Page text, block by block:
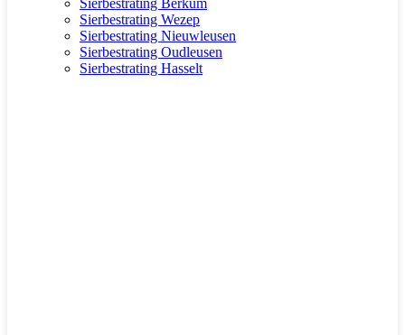
Sierbestrating Wezep
Sierbestrating Nieuwleusen
Sierbestrating Oudleusen
Sierbestrating Hasselt